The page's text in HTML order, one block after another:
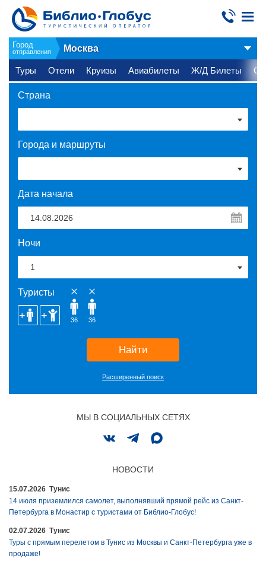
Город
отправления Москва
Туры Отели Круизы Авиабилеты Ж/Д Билеты
Страна
Города и маршруты
Дата начала
Ночи
Туристы
36 36
Найти
Расширенный поиск
МЫ В СОЦИАЛЬНЫХ СЕТЯХ
НОВОСТИ
15.07.2026 Тунис
14 июля приземлился самолет, выполнявший прямой рейс из Санкт-
Петербурга в Монастир с туристами от Библио-Глобус!
02.07.2026 Тунис
Туры с прямым перелетом в Тунис из Москвы и Санкт-Петербурга уже в
продаже!